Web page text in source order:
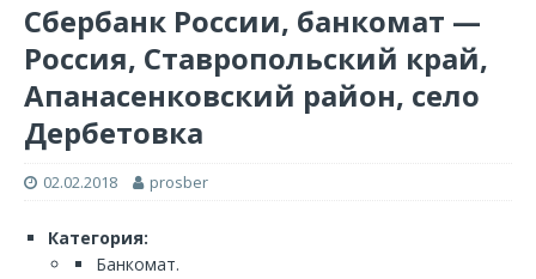
Сбербанк России, банкомат —
Россия, Ставропольский край,
Апанасенковский район, село
Дербетовка
02.02.2018 prosber
Категория:
Банкомат.